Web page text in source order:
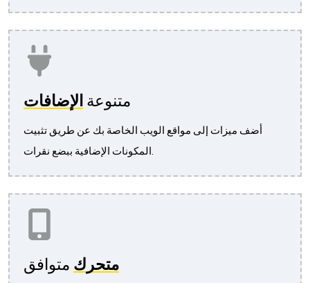
متنوعة الإضافات
أضف ميزات إلى مواقع الويب الخاصة بك عن طريق تثبيت
المكونات الإضافية ببضع نقرات.
متحرك متوافق